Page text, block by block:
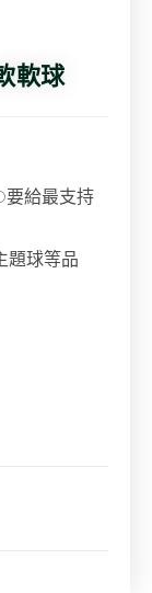
軟球
要給最支持
題球等品